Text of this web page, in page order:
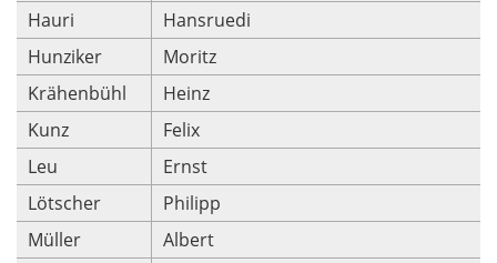
Hauri
Hansruedi
Hunziker
Moritz
Krähenbühl
Heinz
Kunz
Felix
Leu
Ernst
Lötscher
Philipp
Müller
Albert